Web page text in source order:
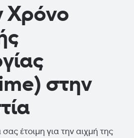
Χρόνο
στην
έτοιμη για την αιχμή της